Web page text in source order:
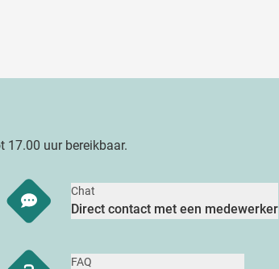
17.00 uur bereikbaar.
Chat
Direct contact met een medewerker
FAQ